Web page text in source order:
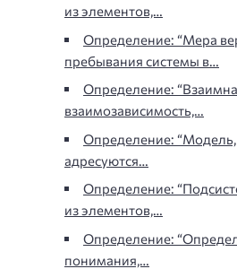
из элементов,…
Определение: “Мера
пребывания системы в…
Определение:
взаимозависимость,…
Определение:
адресуются…
Определение:
из элементов,…
Определение:
понимания,…